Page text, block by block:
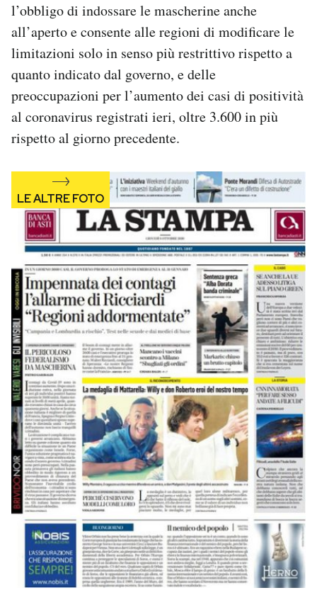
CALENDARIO
AREA PERSONALE
Area Personale
Newsletter
Notifiche mobile
Hai bisogno di aiuto?
Esci
l’obbligo di indossare le mascherine anche
all’aperto e consente alle regioni di modificare le
limitazioni solo in senso più restrittivo rispetto a
quanto indicato dal governo, e delle
preoccupazioni per l’aumento dei casi di positività
al coronavirus registrati ieri, oltre 3.600 in più
rispetto al giorno precedente.